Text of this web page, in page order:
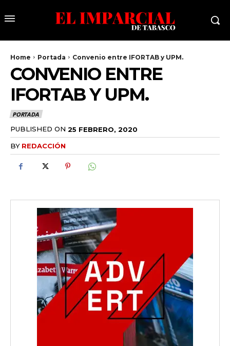
Home Portada Convenio entre IFORTAB y UPM.
CONVENIO ENTRE
IFORTAB Y UPM.
PORTADA
PUBLISHED ON 25 FEBRERO, 2020
BY REDACCIÓN